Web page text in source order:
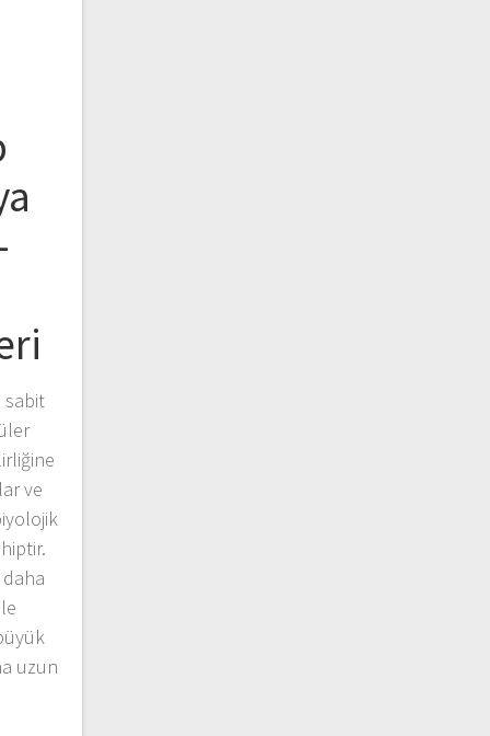
sabit
ve
uzun